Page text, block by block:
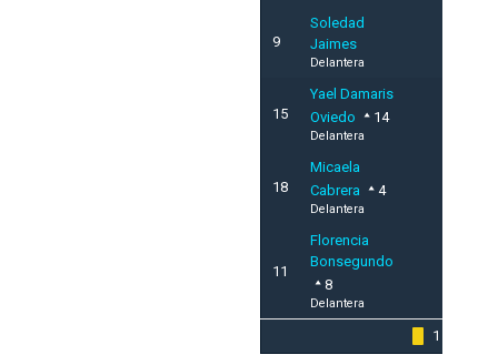
9
Soledad
Jaimes
Delantera
15
Yael Damaris
Oviedo
14
Delantera
18
Micaela
Cabrera
4
Delantera
11
Florencia
Bonsegundo
8
Delantera
1